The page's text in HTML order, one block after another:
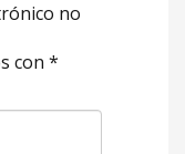
no
con *